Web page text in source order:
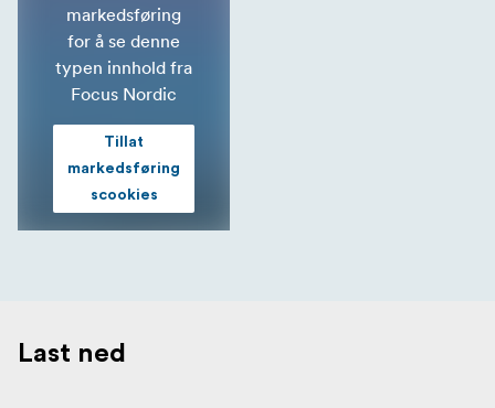
markedsføring
for å se denne
typen innhold fra
Focus Nordic
Tillat
markedsføring
scookies
Last ned